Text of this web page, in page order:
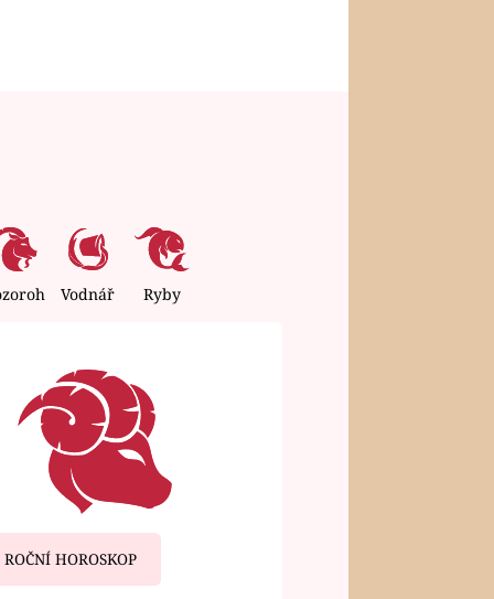
Vodnář Ryby
ROČNÍ HOROSKOP